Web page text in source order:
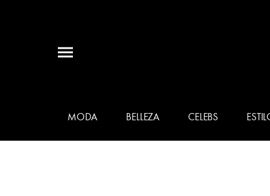
MODA BELLEZA CELEBS